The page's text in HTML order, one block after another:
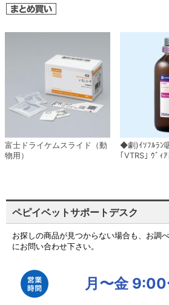
富士ドライケムスライド（動
物用）
◆劇)ｲｿﾌﾙﾗﾝ
｢VTRS｣ ｳﾞｨ
ペピイベットサポートデスク
お探しの商品が見つからない場合も、お調
にお問い合わせ下さい。
月〜金